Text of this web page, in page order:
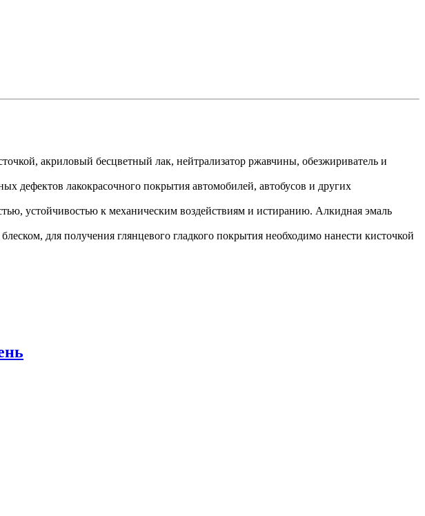
акриловый бесцветный лак, нейтрализатор ржавчины, обезжириватель и
дефектов лакокрасочного покрытия автомобилей, автобусов и других
устойчивостью к механическим воздействиям и истиранию. Алкидная эмаль
для получения глянцевого гладкого покрытия необходимо нанести кисточкой